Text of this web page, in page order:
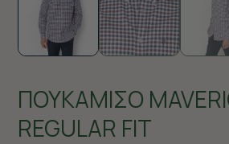
ΠΟΥΚΑΜΙΣΟ
REGULAR FIT